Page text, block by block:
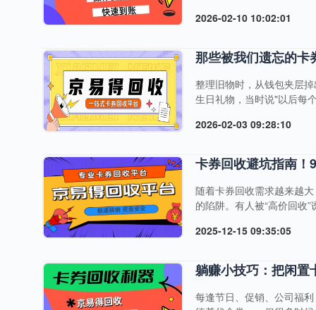
督，交易有保障。第二招
规平台经得起时间检验，
允定价，拒....
2026-02-10 10:02:01
那些被我们遗忘的卡
整理旧物时，从钱包夹层
生日礼物，当时说"以后每
朋友寄来的当地超市卡，
京东卡，换成现金给父母
2026-02-03 09:28:10
卡券回收避坑指南！
随着卡券回收需求越来越
的陷阱。有人被“高价回收
得回收结合数万用户交易
2025-12-15 09:35:05
躺赚小技巧：把闲置
每逢节日、促销、公司福